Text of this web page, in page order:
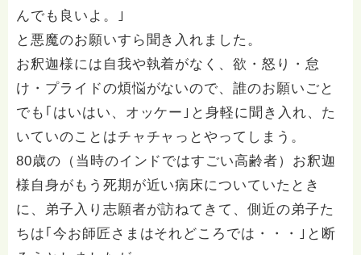
んでも良いよ。｣
と悪魔のお願いすら聞き入れました。
お釈迦様には自我や執着がなく、欲・怒り・怠
け・プライドの煩悩がないので、誰のお願いごと
でも｢はいはい、オッケー｣と身軽に聞き入れ、た
いていのことはチャチャっとやってしまう。
80歳の（当時のインドではすごい高齢者）お釈迦
様自身がもう死期が近い病床についていたとき
に、弟子入り志願者が訪ねてきて、側近の弟子た
ちは｢今お師匠さまはそれどころでは・・・｣と断